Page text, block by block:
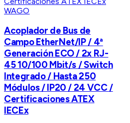
WAGO
Acoplador de Bus de
Campo EtherNet/IP / 4ª
Generación ECO / 2x RJ-
45 10/100 Mbit/s / Switch
Integrado / Hasta 250
Módulos / IP20 / 24 VCC /
Certificaciones ATEX
IECEx